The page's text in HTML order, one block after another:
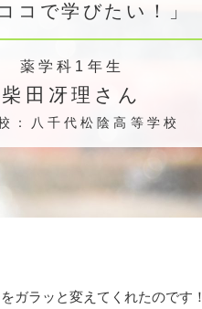
コで学びたい！」
薬学科1年生
柴田冴理さん
：八千代松陰高等学校
ガラッと変えてくれたのです！